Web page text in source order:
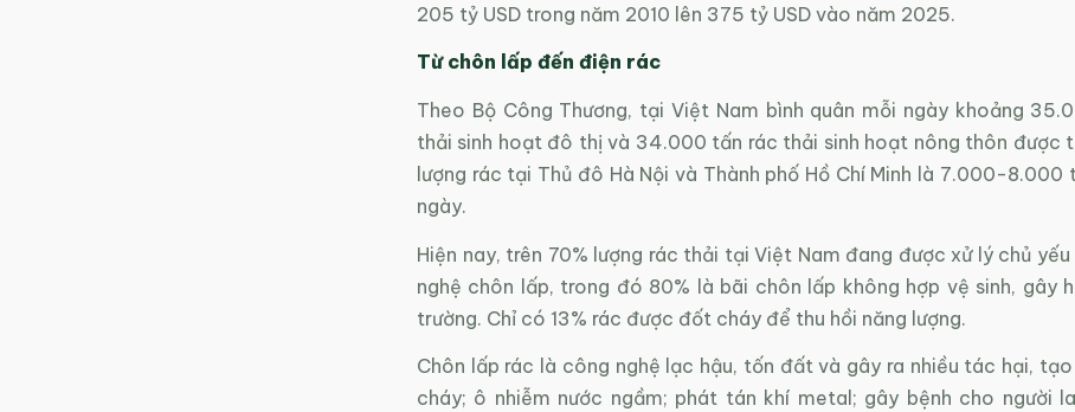
205 tỷ USD trong năm 2010 lên 375 tỷ USD vào năm 2025.
Từ chôn lấp đến điện rác
Theo Bộ Công Thương, tại Việt Nam bình quân mỗi ngày khoảng
thải sinh hoạt đô thị và 34.000 tấn rác thải sinh hoạt nông thôn được
lượng rác tại Thủ đô Hà Nội và Thành phố Hồ Chí Minh là 7.000-8.000
ngày.
Hiện nay, trên 70% lượng rác thải tại Việt Nam đang được xử lý chủ
nghệ chôn lấp, trong đó 80% là bãi chôn lấp không hợp vệ sinh, gây
trường. Chỉ có 13% rác được đốt cháy để thu hồi năng lượng.
Chôn lấp rác là công nghệ lạc hậu, tốn đất và gây ra nhiều tác hại,
cháy; ô nhiễm nước ngầm; phát tán khí metal; gây bệnh cho người